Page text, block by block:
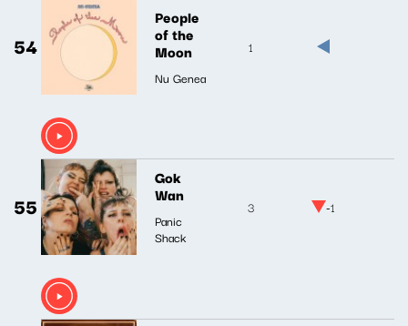
54
People
of the
Moon
Nu Genea
1
55
Gok
Wan
Panic
Shack
3 -1